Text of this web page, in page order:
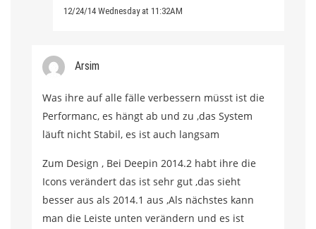
12/24/14 Wednesday at 11:32AM
Arsim
Was ihre auf alle fälle verbessern müsst ist die
Performanc, es hängt ab und zu ,das System
läuft nicht Stabil, es ist auch langsam
Zum Design , Bei Deepin 2014.2 habt ihre die
Icons verändert das ist sehr gut ,das sieht
besser aus als 2014.1 aus ,Als nächstes kann
man die Leiste unten verändern und es ist